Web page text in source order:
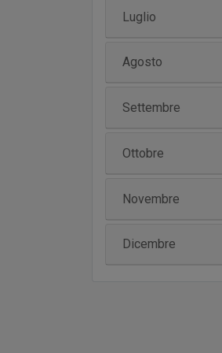
Luglio
Agosto
Settembre
Ottobre
Novembre
Dicembre